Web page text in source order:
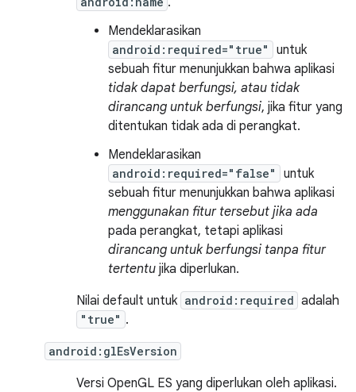
Mendeklarasikan
android:required="true"
untuk
sebuah fitur menunjukkan bahwa aplikasi
tidak dapat berfungsi, atau tidak
dirancang untuk berfungsi, jika fitur yang
ditentukan tidak ada di perangkat.
Mendeklarasikan
android:required="false"
untuk
sebuah fitur menunjukkan bahwa aplikasi
menggunakan fitur tersebut jika ada
pada perangkat, tetapi aplikasi
dirancang untuk berfungsi tanpa fitur
tertentu jika diperlukan.
Nilai default untuk android:required adalah
"true" .
android:glEsVersion
Versi OpenGL ES yang diperlukan oleh aplikasi.